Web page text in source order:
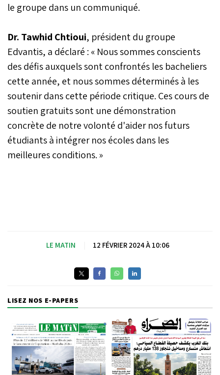
le groupe dans un communiqué.
Dr. Tawhid Chtioui, président du groupe
Edvantis, a déclaré : « Nous sommes conscients
des défis auxquels sont confrontés les bacheliers
cette année, et nous sommes déterminés à les
soutenir dans cette période critique. Ces cours de
soutien gratuits sont une démonstration
concrète de notre volonté d'aider nos futurs
étudiants à intégrer nos écoles dans les
meilleures conditions. »
LE MATIN 12 FÉVRIER 2024 À 10:06
LISEZ NOS E-PAPERS